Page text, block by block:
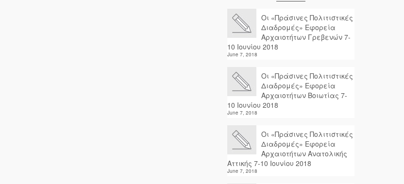
Οι «Πράσινες Πολιτιστικές
Διαδρομές» Εφορεία
Αρχαιοτήτων Γρεβενών 7-
10 Ιουνίου 2018
June 7, 2018
Οι «Πράσινες Πολιτιστικές
Διαδρομές» Εφορεία
Αρχαιοτήτων Βοιωτίας 7-
10 Ιουνίου 2018
June 7, 2018
Οι «Πράσινες Πολιτιστικές
Διαδρομές» Εφορεία
Αρχαιοτήτων Ανατολικής
Αττικής 7-10 Ιουνίου 2018
June 7, 2018